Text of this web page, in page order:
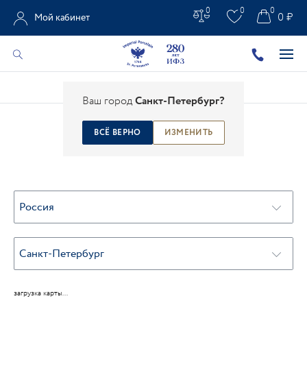
Ваш городСанкт-Петербург?
ВСЁ ВЕРНО ИЗМЕНИТЬ
Мой кабинет
0 0 0 ₽
0
МАГАЗИНЫ
Россия
Санкт-Петербург
загрузка карты...